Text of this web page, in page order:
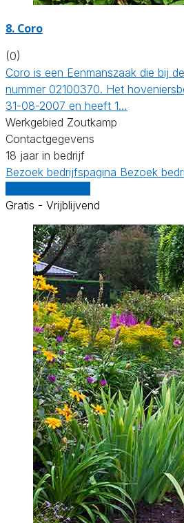
8. Coro
(0)
Coro is een Eenmanszaak die bij
nummer 02100370. Het
31-08-2007 en heeft 1…
Werkgebied Zoutkamp
Contactgegevens
18 jaar in bedrijf
Bezoek bedrijfspagina Bezoek
Gratis - Vrijblijvend